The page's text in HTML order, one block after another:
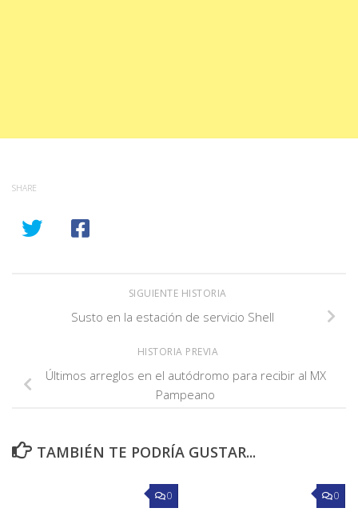
SHARE
SIGUIENTE HISTORIA
Susto en la estación de servicio Shell
HISTORIA PREVIA
Últimos arreglos en el autódromo para recibir al MX
Pampeano
TAMBIÉN TE PODRÍA GUSTAR...
0 0